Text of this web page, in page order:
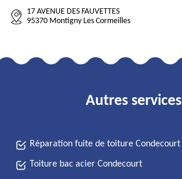
17 AVENUE DES FAUVETTES
95370 Montigny Les Cormeilles
Autres services
Réparation fuite de toiture Condecourt
Toiture bac acier Condecourt